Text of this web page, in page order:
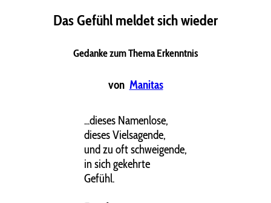
Das Gefühl meldet sich wieder
Gedanke zum Thema Erkenntnis
von Manitas
...dieses Namenlose,
dieses Vielsagende,
und zu oft schweigende,
in sich gekehrte
Gefühl.